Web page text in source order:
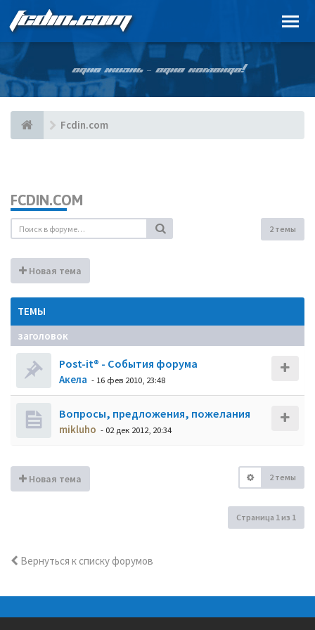
FCDIN.COM
ОДНА ЖИЗНЬ – ОДНА КОМАНДА!
Fcdin.com
FCDIN.COM
2 темы
Новая тема
ТЕМЫ
заголовок
Post-it® - События форума
Акела - 16 фев 2010, 23:48
Вопросы, предложения, пожелания
mikluho - 02 дек 2012, 20:34
Новая тема 2 темы
Страница 1из 1
Вернуться к списку форумов